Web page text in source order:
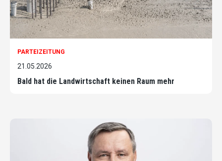
PARTEIZEITUNG
21.05.2026
Bald hat die Landwirtschaft keinen Raum mehr